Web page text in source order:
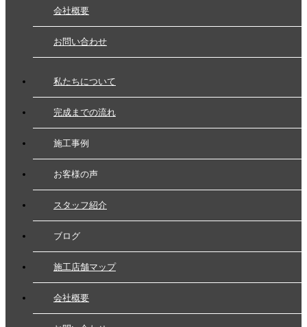
会社概要
お問い合わせ
私たちについて
完成までの流れ
施工事例
お客様の声
スタッフ紹介
ブログ
施工店舗マップ
会社概要